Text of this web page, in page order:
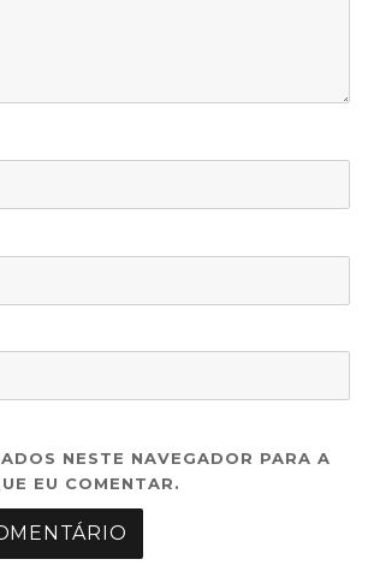
NESTE NAVEGADOR PARA A
EU COMENTAR.